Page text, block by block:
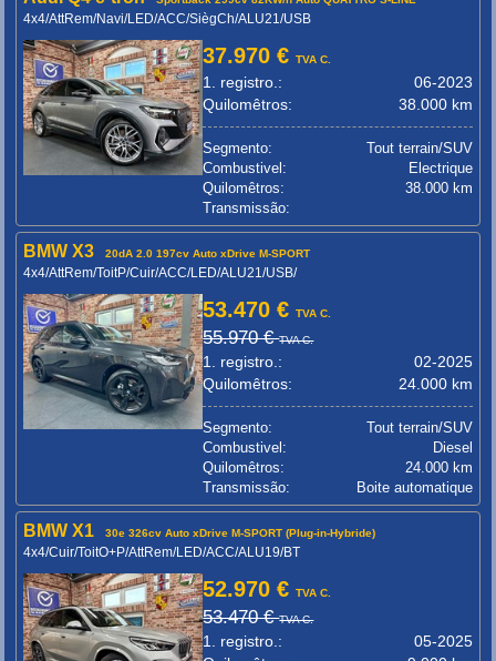
4x4/AttRem/Navi/LED/ACC/SiègCh/ALU21/USB
37.970 €TVA C.
1. registro.:
06-2023
Quilomêtros:
38.000 km
Segmento:
Tout terrain/SUV
Combustivel:
Electrique
Quilomêtros:
38.000 km
Transmissão:
BMW X3 20dA 2.0 197cv Auto xDrive M-SPORT
4x4/AttRem/ToitP/Cuir/ACC/LED/ALU21/USB/
53.470 €TVA C.
55.970 €TVA C.
1. registro.:
02-2025
Quilomêtros:
24.000 km
Segmento:
Tout terrain/SUV
Combustivel:
Diesel
Quilomêtros:
24.000 km
Transmissão:
Boite automatique
BMW X1 30e 326cv Auto xDrive M-SPORT (Plug-in-Hybride)
4x4/Cuir/ToitO+P/AttRem/LED/ACC/ALU19/BT
52.970 €TVA C.
53.470 €TVA C.
1. registro.:
05-2025